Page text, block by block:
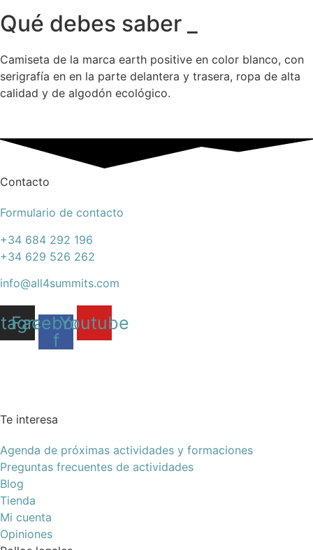
Qué debes saber _
Camiseta de la marca earth positive en color blanco, con
serigrafía en en la parte delantera y trasera, ropa de alta
calidad y de algodón ecológico.
Contacto
Formulario de contacto
+34 684 292 196
+34 629 526 262
info@all4summits.com
Facebook-
f
Youtube
Te interesa
Agenda de próximas actividades y formaciones
Preguntas frecuentes de actividades
Blog
Tienda
Mi cuenta
Opiniones